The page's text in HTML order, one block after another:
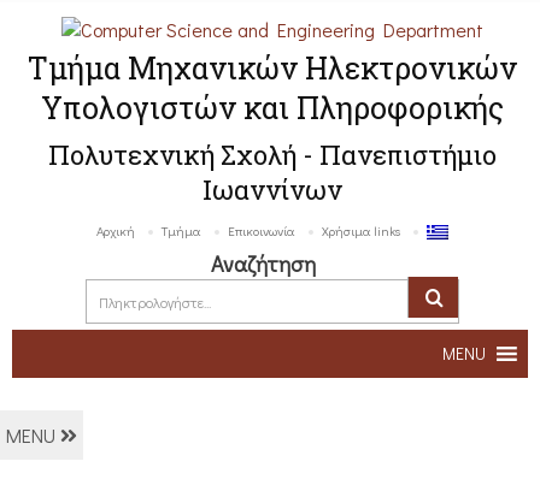
Τμήμα Μηχανικών Ηλεκτρονικών
Υπολογιστών και Πληροφορικής
Πολυτεχνική Σχολή - Πανεπιστήμιο
Ιωαννίνων
Αρχική Τμήμα Επικοινωνία Χρήσιμα links
Αναζήτηση
MENU
MENU